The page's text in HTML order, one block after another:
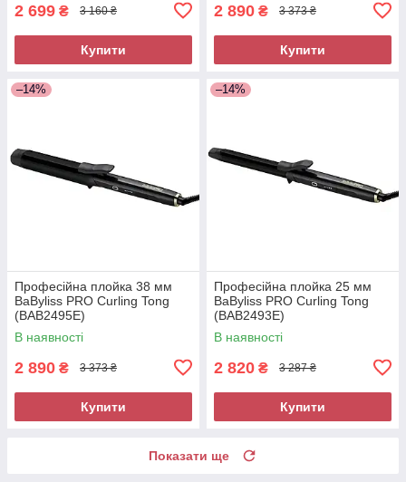
2 699 ₴ 3 160 ₴
Купити
2 890 ₴ 3 373 ₴
Купити
–14%
Професійна плойка 38 мм
BaByliss PRO Curling Tong
(BAB2495E)
В наявності
2 890 ₴ 3 373 ₴
Купити
–14%
Професійна плойка 25 мм
BaByliss PRO Curling Tong
(BAB2493E)
В наявності
2 820 ₴ 3 287 ₴
Купити
Показати ще